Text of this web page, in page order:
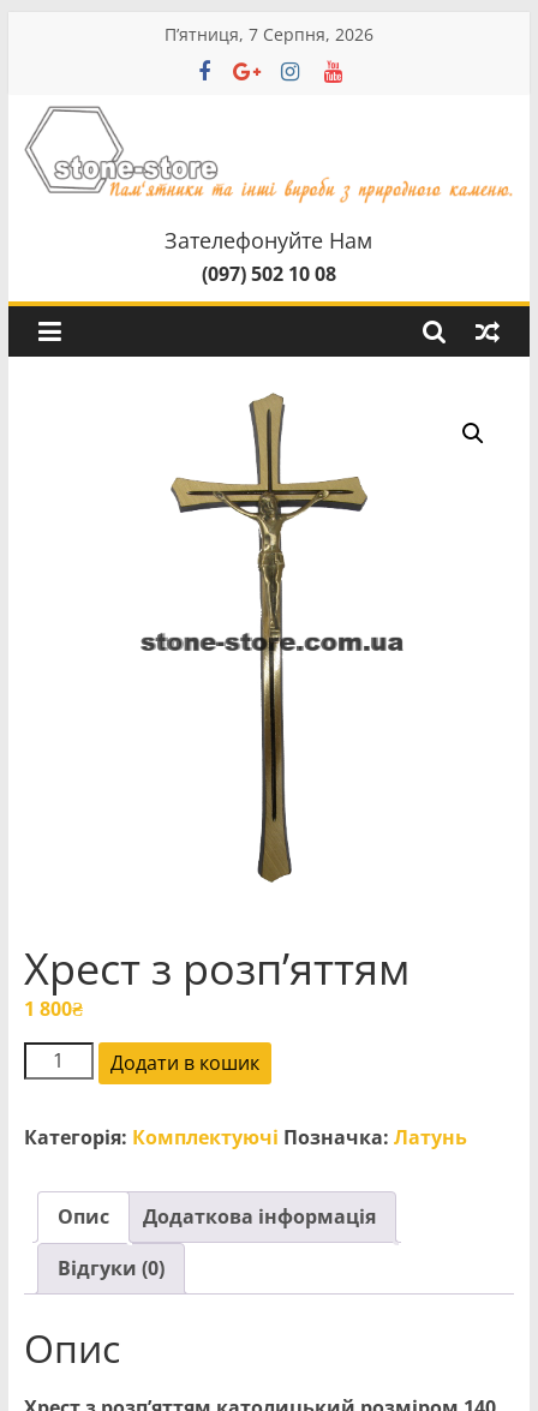
П’ятниця, 7 Серпня, 2026
stone-
Пам'ятники
та
інші
Зателефонуйте Нам
(097) 502 10 08
Хрест з розп’яттям
1 800₴
Хрест
з
кількість
Додати в кошик
Категорія: Комплектуючі Позначка: Латунь
Опис
Додаткова інформація
Відгуки (0)
Опис